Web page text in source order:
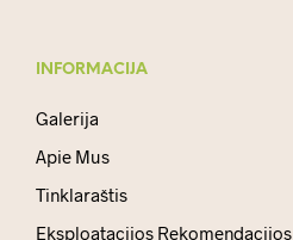
INFORMACIJA
Galerija
Apie Mus
Tinklaraštis
Eksploatacijos Rekomendacijos